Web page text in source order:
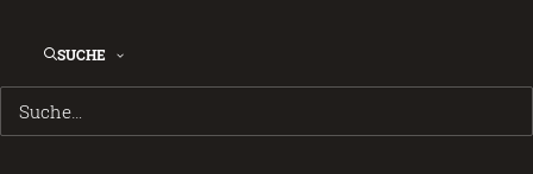
SUCHELogin is required to access this page
LOGIN